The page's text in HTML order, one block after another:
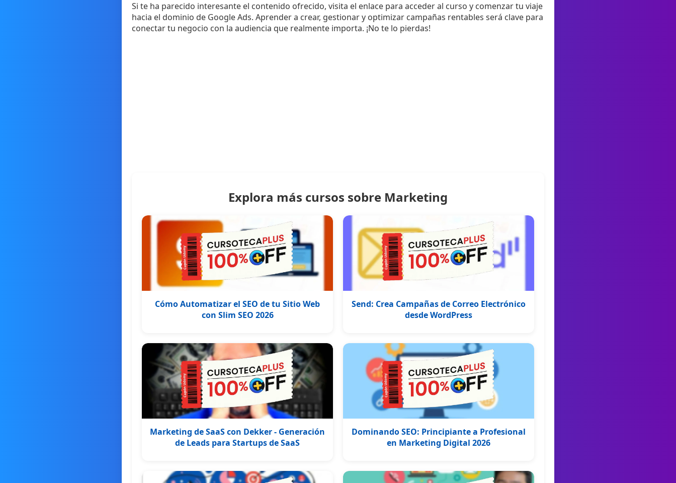
Si te ha parecido interesante el contenido ofrecido, visita el enlace para acceder al curso y comenzar tu viaje
hacia el dominio de Google Ads. Aprender a crear, gestionar y optimizar campañas rentables será clave para
conectar tu negocio con la audiencia que realmente importa. ¡No te lo pierdas!
Explora más cursos sobre Marketing
Cómo Automatizar el SEO de tu Sitio Web
con Slim SEO 2026
Send: Crea Campañas de Correo Electrónico
desde WordPress
Marketing de SaaS con Dekker - Generación
de Leads para Startups de SaaS
Dominando SEO: Principiante a Profesional
en Marketing Digital 2026